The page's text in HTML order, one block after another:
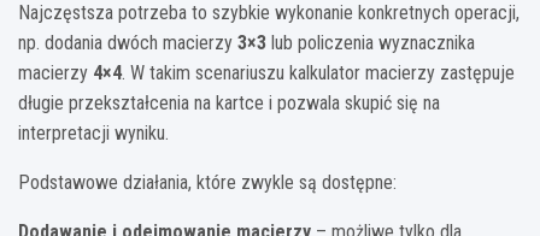
Najczęstsza potrzeba to szybkie wykonanie konkretnych operacji,
np. dodania dwóch macierzy 3×3 lub policzenia wyznacznika
macierzy 4×4. W takim scenariuszu kalkulator macierzy zastępuje
długie przekształcenia na kartce i pozwala skupić się na
interpretacji wyniku.
Podstawowe działania, które zwykle są dostępne: